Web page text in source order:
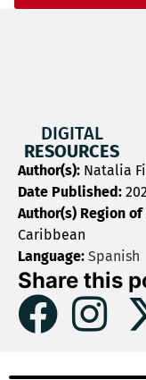
DIGITAL
RESOURCES
Author(s): Natalia
Date Published:
Author(s) Region
Caribbean
Language: Spanish
Share this